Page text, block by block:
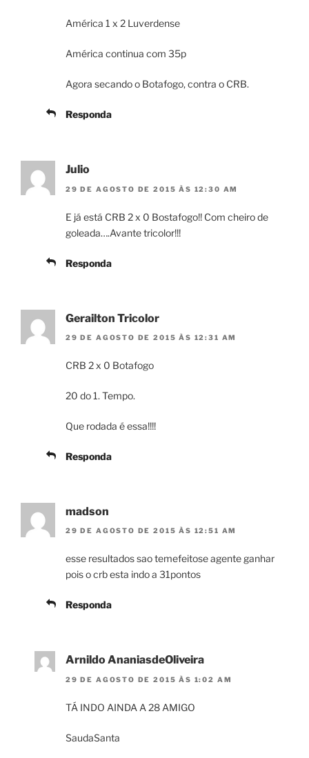
América 1 x 2 Luverdense
América continua com 35p
Agora secando o Botafogo, contra o CRB.
Responda
Julio
29 DE AGOSTO DE 2015 ÀS 12:30 AM
E já está CRB 2 x 0 Bostafogo!! Com cheiro de
goleada….Avante tricolor!!!
Responda
Gerailton Tricolor
29 DE AGOSTO DE 2015 ÀS 12:31 AM
CRB 2 x 0 Botafogo
20 do 1. Tempo.
Que rodada é essa!!!!
Responda
madson
29 DE AGOSTO DE 2015 ÀS 12:51 AM
esse resultados sao temefeitose agente ganhar
pois o crb esta indo a 31pontos
Responda
Arnildo AnaniasdeOliveira
29 DE AGOSTO DE 2015 ÀS 1:02 AM
TÁ INDO AINDA A 28 AMIGO
SaudaSanta